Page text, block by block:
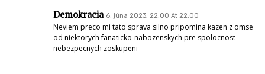
Demokracia 6. júna 2023, 22:00 At 22:00
Neviem preco mi tato sprava silno pripomina kazen z omse
od niektorych fanaticko-nabozenskych pre spolocnost
nebezpecnych zoskupeni